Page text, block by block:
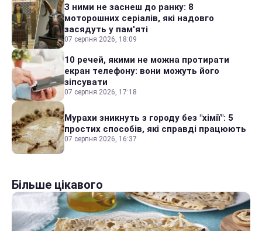
З ними не заснеш до ранку: 8
моторошних серіалів, які надовго
засядуть у пам'яті
07 серпня 2026, 18:09
10 речей, якими не можна протирати
екран телефону: вони можуть його
зіпсувати
07 серпня 2026, 17:18
Мурахи зникнуть з городу без "хімії": 5
простих способів, які справді працюють
07 серпня 2026, 16:37
Більше цікавого